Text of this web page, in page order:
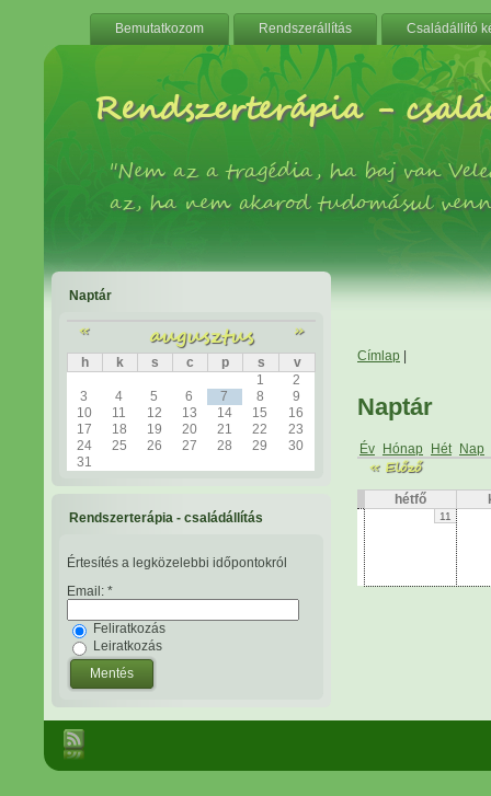
Bemutatkozom Rendszerállítás Családállító
Rendszerterápia -
"Nem az a tragédia, ha baj van
az, ha nem akarod tudomásul
Naptár
« augusztus »
h k s c p s
v
1
2
3
4 5 6 7 8
9
10
11 12 13 14 15
16
17
18 19 20 21 22
23
24
25 26 27 28 29
30
31
Rendszerterápia - családállítás
Értesítés a legközelebbi időpontokról
Email: *
Feliratkozás
Leiratkozás
Címlap
Naptár
Év Hónap Hét Nap
« Előző
hétfő
11